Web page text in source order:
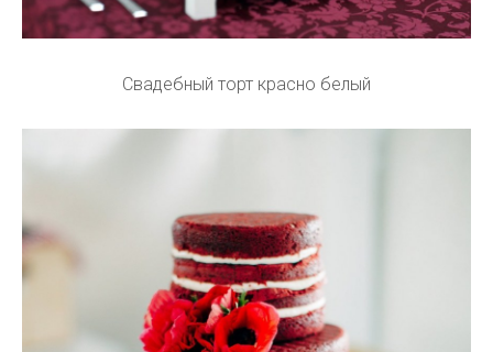
Свадебный торт красно белый